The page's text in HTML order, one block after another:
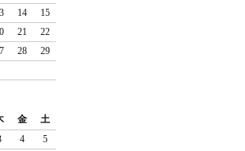
14
15
21
22
28
29
金
土
4
5